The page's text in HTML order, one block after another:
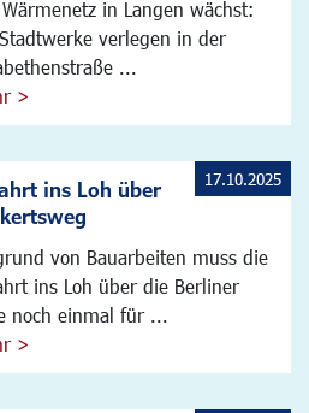
Wärmenetz in Langen wächst:
verlegen in der
...
>
ins Loh über
von Bauarbeiten muss die
ins Loh über die Berliner
noch einmal für ...
>
17.10.2025